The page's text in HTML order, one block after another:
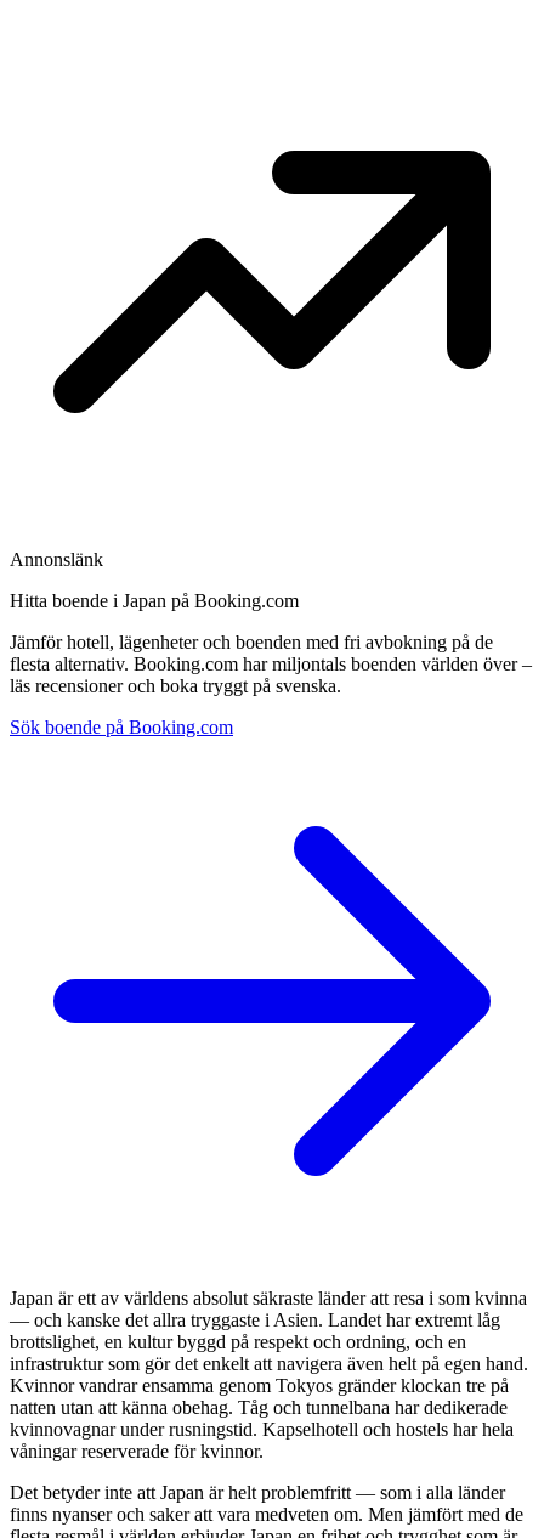
Annonslänk
Hitta boende i Japan på Booking.com
Jämför hotell, lägenheter och boenden med fri avbokning på de
flesta alternativ. Booking.com har miljontals boenden världen över –
läs recensioner och boka tryggt på svenska.
Sök boende på Booking.com
Japan är ett av världens absolut säkraste länder att resa i som kvinna
— och kanske det allra tryggaste i Asien. Landet har extremt låg
brottslighet, en kultur byggd på respekt och ordning, och en
infrastruktur som gör det enkelt att navigera även helt på egen hand.
Kvinnor vandrar ensamma genom Tokyos gränder klockan tre på
natten utan att känna obehag. Tåg och tunnelbana har dedikerade
kvinnovagnar under rusningstid. Kapselhotell och hostels har hela
våningar reserverade för kvinnor.
Det betyder inte att Japan är helt problemfritt — som i alla länder
finns nyanser och saker att vara medveten om. Men jämfört med de